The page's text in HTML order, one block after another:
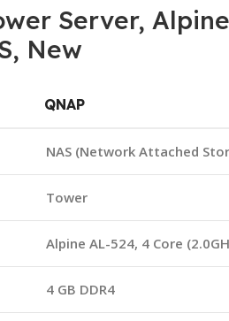
Server,
New
QNAP
NAS (Network Attached
Tower
Alpine AL-524, 4 Core
4 GB DDR4